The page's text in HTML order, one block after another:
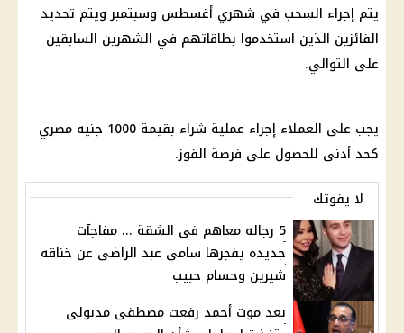
يتم إجراء السحب في شهري أغسطس وسبتمبر ويتم تحديد
الفائزين الذين استخدموا بطاقاتهم في الشهرين السابقين
على التوالي.
يجب على العملاء إجراء عملية شراء بقيمة 1000 جنيه مصري
كحد أدنى للحصول على فرصة الفوز.
لا يفوتك
5 رجاله معاهم فى الشقة ... مفاجآت
جديده يفجرها سامى عبد الراضى عن خناقه
شيرين وحسام حبيب
بعد موت أحمد رفعت مصطفى مدبولى